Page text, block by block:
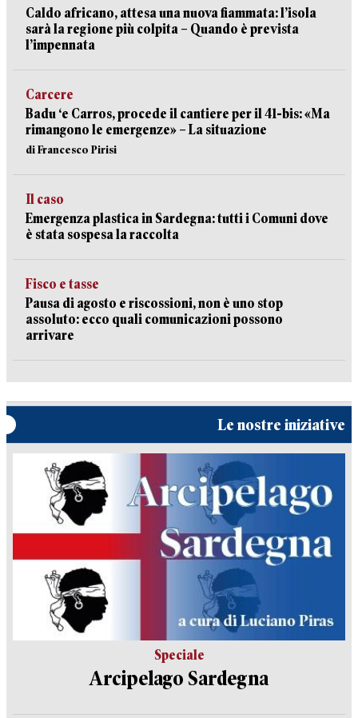
Caldo africano, attesa una nuova fiammata: l’isola
sarà la regione più colpita – Quando è prevista
l’impennata
Carcere
Badu ‘e Carros, procede il cantiere per il 41-bis: «Ma
rimangono le emergenze» – La situazione
di Francesco Pirisi
Il caso
Emergenza plastica in Sardegna: tutti i Comuni dove
è stata sospesa la raccolta
Fisco e tasse
Pausa di agosto e riscossioni, non è uno stop
assoluto: ecco quali comunicazioni possono
arrivare
Le nostre iniziative
Speciale
Arcipelago Sardegna